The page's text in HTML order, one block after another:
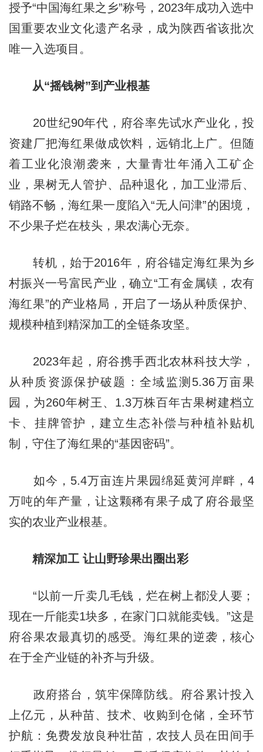
授予“中国海红果之乡”称号，2023年成功入选中
国重要农业文化遗产名录，成为陕西省该批次
唯一入选项目。
从“摇钱树”到产业根基
20世纪90年代，府谷率先试水产业化，投
资建厂把海红果做成饮料，远销北上广。但随
着工业化浪潮袭来，大量青壮年涌入工矿企
业，果树无人管护、品种退化，加工业滞后、
销路不畅，海红果一度陷入“无人问津”的困境，
不少果子烂在枝头，果农满心无奈。
转机，始于2016年，府谷锚定海红果为乡
村振兴一号富民产业，确立“工有金属镁，农有
海红果”的产业格局，开启了一场从种质保护、
规模种植到精深加工的全链条攻坚。
2023年起，府谷携手西北农林科技大学，
从种质资源保护破题：全域监测5.36万亩果
园，为260年树王、1.3万株百年古果树建档立
卡、挂牌管护，建立生态补偿与种植补贴机
制，守住了海红果的“基因密码”。
如今，5.4万亩连片果园绵延黄河岸畔，4
万吨的年产量，让这颗稀有果子成了府谷最坚
实的农业产业根基。
精深加工 让山野珍果出圈出彩
“以前一斤卖几毛钱，烂在树上都没人要；
现在一斤能卖1块多，在家门口就能卖钱。”这是
府谷果农最真切的感受。海红果的逆袭，核心
在于全产业链的补齐与升级。
政府搭台，筑牢保障防线。府谷累计投入
上亿元，从种苗、技术、收购到仓储，全环节
护航：免费发放良种壮苗，农技人员在田间手